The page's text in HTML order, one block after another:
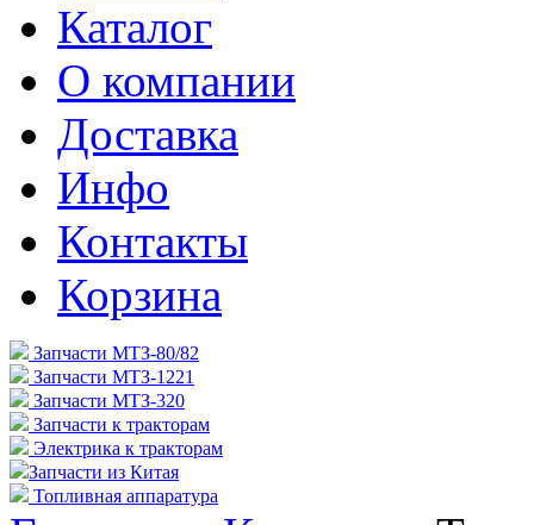
Каталог
О компании
Доставка
Инфо
Контакты
Корзина
Запчасти МТЗ-80/82
Запчасти МТЗ-1221
Запчасти МТЗ-320
Запчасти к тракторам
Электрика к тракторам
Запчасти из Китая
Топливная аппаратура